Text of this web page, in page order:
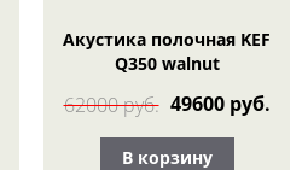
Акустика полочная KEF
Q350 walnut
62000 руб. 49600 руб.
В корзину